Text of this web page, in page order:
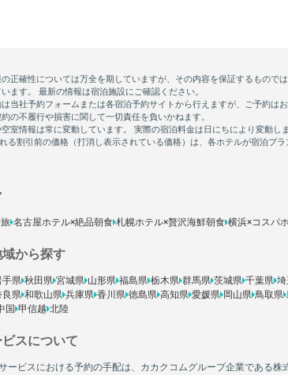
名古屋ホテル×絶品朝食 札幌ホテル×贅沢海鮮朝食 横浜×コスパ
から探す
手県 秋田県 宮城県 山形県 福島県 栃木県 群馬県 茨城県 千葉県
良県 和歌山県 兵庫県 香川県 徳島県 高知県 愛媛県 岡山県 鳥取県
国 甲信越 北陸
スについて
ービスにおける予約の手配は、カカクコムグループ企業である株